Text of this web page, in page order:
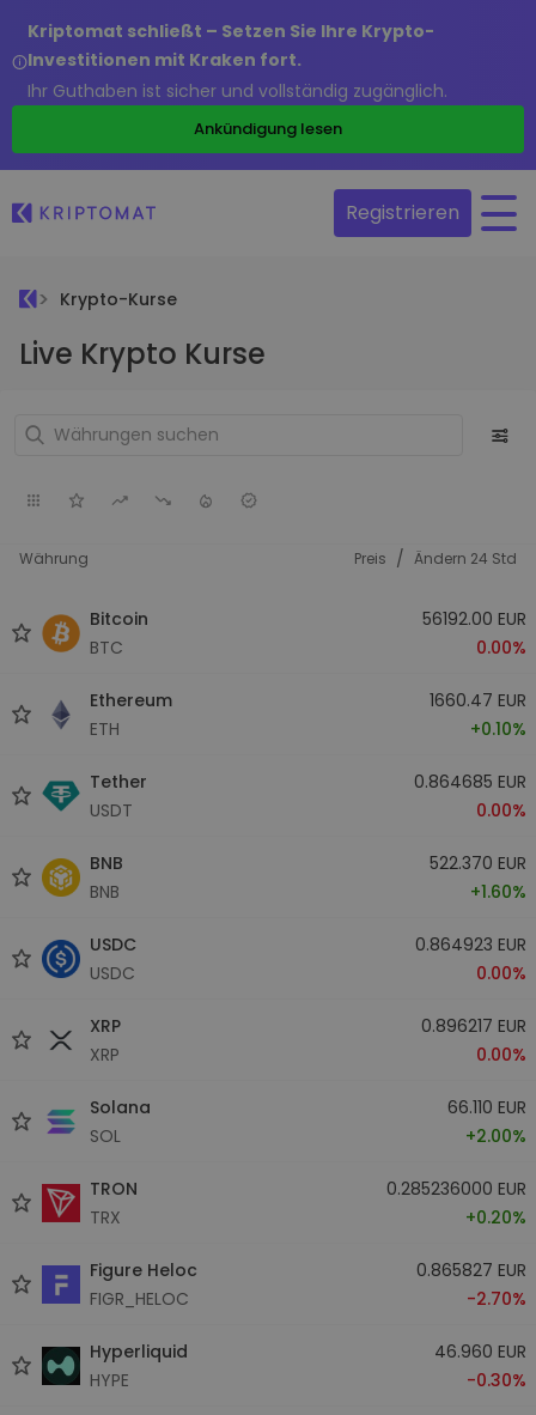
Kriptomat schließt – Setzen Sie Ihre Krypto-
Investitionen mit Kraken fort.
Ihr Guthaben ist sicher und vollständig zugänglich.
Ankündigung lesen
Registrieren
Krypto-Kurse
Live Krypto Kurse
Währung Preis / Ändern 24 Std
Bitcoin
BTC
56192.00 EUR
0.00%
Ethereum
ETH
1660.47 EUR
+0.10%
Tether
USDT
0.864685 EUR
0.00%
BNB
BNB
522.370 EUR
+1.60%
USDC
USDC
0.864923 EUR
0.00%
XRP
XRP
0.896217 EUR
0.00%
Solana
SOL
66.110 EUR
+2.00%
TRON
TRX
0.285236000 EUR
+0.20%
Figure Heloc
FIGR_HELOC
0.865827 EUR
-2.70%
Hyperliquid
HYPE
46.960 EUR
-0.30%